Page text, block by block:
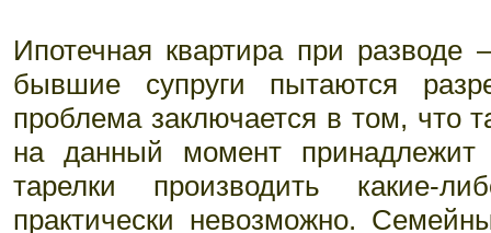
Ипотечная квартира при
бывшие супруги пытаются
проблема заключается в том, что
на данный момент принадлежит
тарелки производить какие-
практически невозможно.